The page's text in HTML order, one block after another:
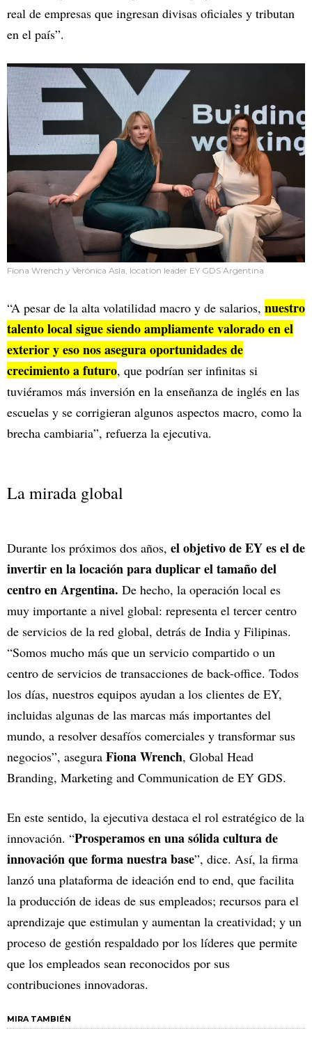
real de empresas que ingresan divisas oficiales y tributan
en el país”.
Fiona Wrench y Verónica Asla, location leader EY GDS Argentina
“A pesar de la alta volatilidad macro y de salarios, nuestro
talento local sigue siendo ampliamente valorado en el
exterior y eso nos asegura oportunidades de
crecimiento a futuro, que podrían ser infinitas si
tuviéramos más inversión en la enseñanza de inglés en las
escuelas y se corrigieran algunos aspectos macro, como la
brecha cambiaria”, refuerza la ejecutiva.
La mirada global
Durante los próximos dos años, el objetivo de EY es el de
invertir en la locación para duplicar el tamaño del
centro en Argentina. De hecho, la operación local es
muy importante a nivel global: representa el tercer centro
de servicios de la red global, detrás de India y Filipinas.
“Somos mucho más que un servicio compartido o un
centro de servicios de transacciones de back-office. Todos
los días, nuestros equipos ayudan a los clientes de EY,
incluidas algunas de las marcas más importantes del
mundo, a resolver desafíos comerciales y transformar sus
negocios”, asegura Fiona Wrench, Global Head
Branding, Marketing and Communication de EY GDS.
En este sentido, la ejecutiva destaca el rol estratégico de la
innovación. “Prosperamos en una sólida cultura de
innovación que forma nuestra base”, dice. Así, la firma
lanzó una plataforma de ideación end to end, que facilita
la producción de ideas de sus empleados; recursos para el
aprendizaje que estimulan y aumentan la creatividad; y un
proceso de gestión respaldado por los líderes que permite
que los empleados sean reconocidos por sus
contribuciones innovadoras.
MIRA TAMBIÉN